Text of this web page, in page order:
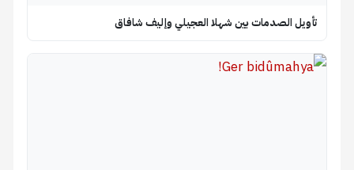
تأويل الصدمات بين شهلا العجيلي وإليف شافاق